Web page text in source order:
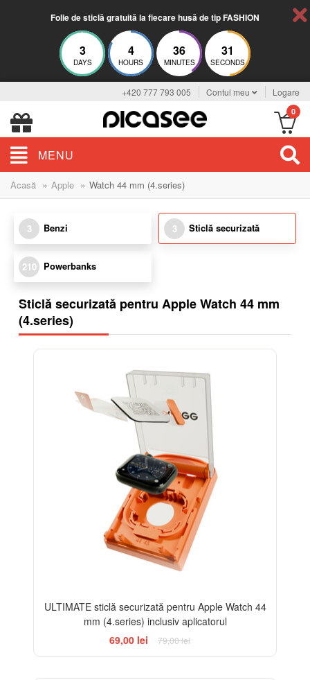
Folie de sticlă gratuită la fiecare husă de tip FASHION
3
DAYS
4
HOURS
36
MINUTES
31
SECONDS
+420 777 793 005 Contul meu Logare
0
MENU
Acasă » Apple » Watch 44 mm (4.series)
3 Benzi 3 Sticlă securizată
210 Powerbanks
Sticlă securizată pentru Apple Watch 44 mm
(4.series)
ULTIMATE sticlă securizată pentru Apple Watch 44
mm (4.series) inclusiv aplicatorul
69,00 lei
79,00 lei